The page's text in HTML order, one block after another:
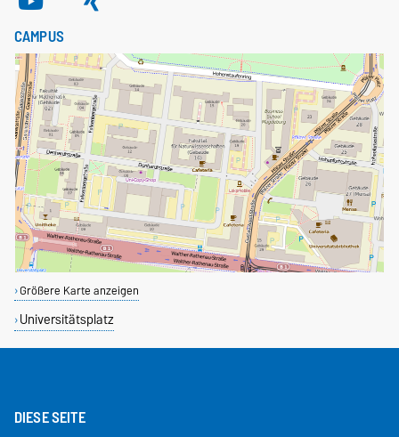
CAMPUS
Größere Karte anzeigen
Universitätsplatz
DIESE SEITE